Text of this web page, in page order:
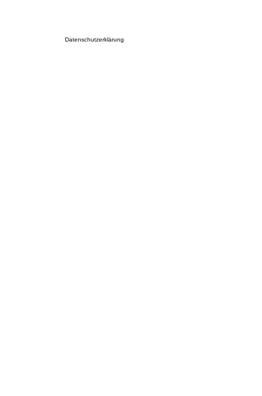
Datenschutzerklärung